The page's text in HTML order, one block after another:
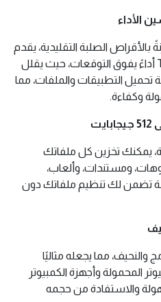
الصلبة التقليدية، يقدم
TEAMGROUP GX2 SSD أداءً يفوق التوقعات، حيث يقلل
التطبيقات والملفات، مما
وكفاءة.
يمكنك تخزين كل ملفاتك
ومستندات، وألعاب،
تضمن لك تنظيم ملفاتك دون
إنش المدمج والنحيف، مما يجعله مثاليًا
المحمولة وأجهزة الكمبيوتر
والاستفادة من حجمه